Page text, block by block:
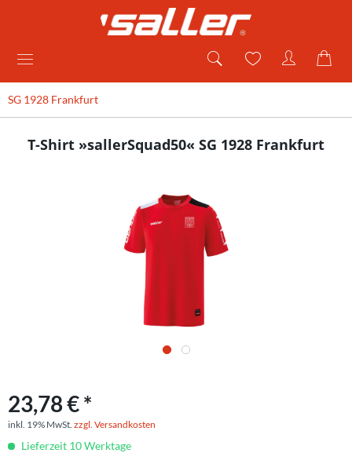
SG 1928 Frankfurt
T-Shirt »sallerSquad50« SG 1928 Frankfurt
23,78 € *
inkl. 19% MwSt. zzgl. Versandkosten
Lieferzeit 10 Werktage